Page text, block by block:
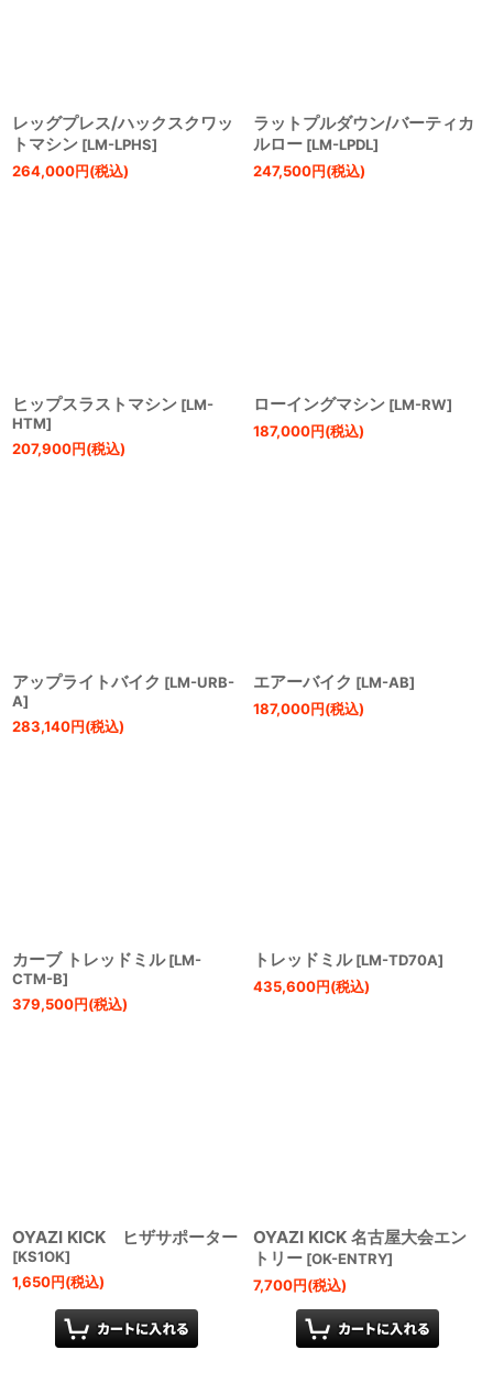
レッグプレス/ハックスクワッ
トマシン [LM-LPHS]
264,000円(税込)
ラットプルダウン/バーティカ
ルロー [LM-LPDL]
247,500円(税込)
ヒップスラストマシン [LM-
HTM]
207,900円(税込)
ローイングマシン [LM-RW]
187,000円(税込)
アップライトバイク [LM-URB-
A]
283,140円(税込)
エアーバイク [LM-AB]
187,000円(税込)
カーブ トレッドミル [LM-
CTM-B]
379,500円(税込)
トレッドミル [LM-TD70A]
435,600円(税込)
OYAZI KICK ヒザサポーター
[KS1OK]
1,650円(税込)
OYAZI KICK 名古屋大会エン
トリー [OK-ENTRY]
7,700円(税込)